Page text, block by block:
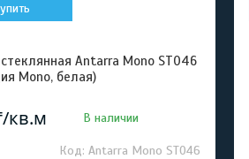
Antarra Mono ST046
Mono, белая)
кв.м В наличии
Antarra Mono ST046